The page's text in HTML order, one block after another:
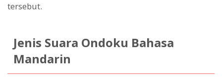
tersebut.
Jenis Suara Ondoku Bahasa
Mandarin